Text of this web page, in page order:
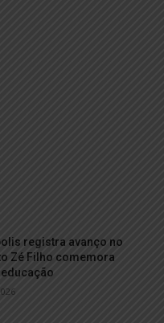
registra avanço no
Zé Filho comemora